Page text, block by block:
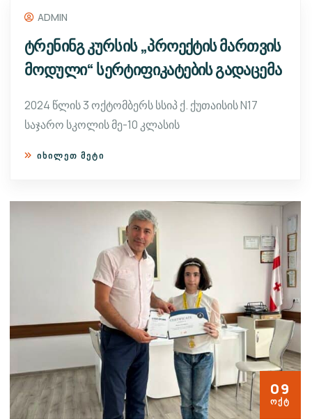
ADMIN
ტრენინგ კურსის „პროექტის მართვის
მოდული“ სერტიფიკატების გადაცემა
2024 წლის 3 ოქტომბერს სსიპ ქ. ქუთაისის N17
საჯარო სკოლის მე-10 კლასის
ᲘᲮᲘᲚᲔᲗ ᲛᲔᲢᲘ
09
ᲝᲥᲢ